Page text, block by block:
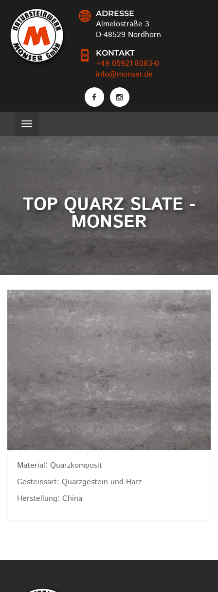
ADRESSE
Almelostraße 3
D-48529 Nordhorn
KONTAKT
+49 05921 8083-0
info@monser.de
TOP QUARZ SLATE -
MONSER
Material: Quarzkomposit
Gesteinsart: Quarzgestein und Harz
Herstellung: China